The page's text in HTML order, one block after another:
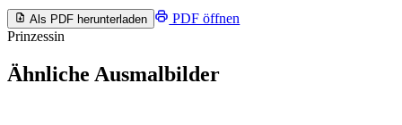
Als PDF herunterladen
PDF öffnen
Prinzessin
Ähnliche Ausmalbilder